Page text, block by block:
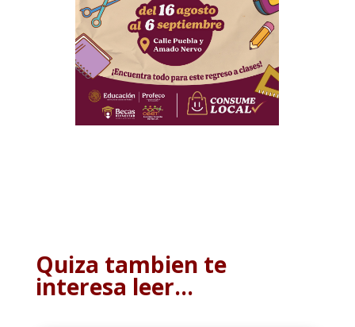
Quiza tambien te
interesa leer…